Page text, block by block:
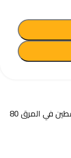
ناتشورال كيتي طعام رطب للقطط بالدجاج مع اليقطين في المرق 80